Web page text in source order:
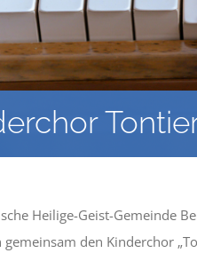
Heilige-Geist-Gemeinde
den Kinderchor